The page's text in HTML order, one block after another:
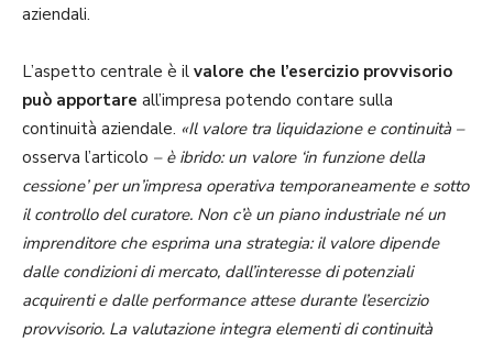
aziendali.
L’aspetto centrale è il valore che l’esercizio provvisorio
può apportare all’impresa potendo contare sulla
continuità aziendale. «Il valore tra liquidazione e continuità –
osserva l’articolo – è ibrido: un valore ‘in funzione della
cessione’ per un’impresa operativa temporaneamente e sotto
il controllo del curatore. Non c’è un piano industriale né un
imprenditore che esprima una strategia: il valore dipende
dalle condizioni di mercato, dall’interesse di potenziali
acquirenti e dalle performance attese durante l’esercizio
provvisorio. La valutazione integra elementi di continuità